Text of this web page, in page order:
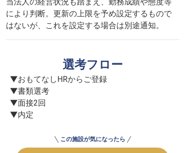
により判断。更新の上限を予め設定するもので
はないが、これを設定する場合は別途通知。
選考フロー
▼おもてなしHRからご登録
▼書類選考
▼面接2回
▼内定
この施設が気になったら